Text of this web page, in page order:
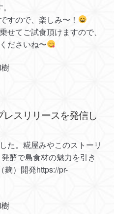
すので、楽しみ〜！
せてご試食頂けますので、
ださいね〜
レスリリースを発信し
た。糀屋みやこのストーリ
酵で島食材の魅力を引き
麹）開発https://pr-